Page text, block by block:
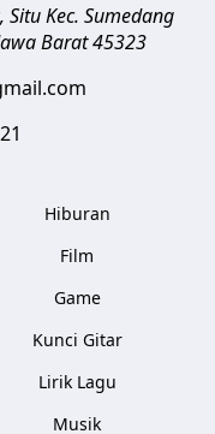
Situ Kec. Sumedang
Barat 45323
Hiburan
Film
Game
Kunci Gitar
Lirik Lagu
Musik